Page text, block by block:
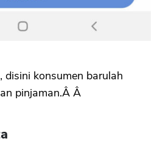
disini konsumen barulah
pinjaman.Â Â